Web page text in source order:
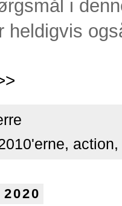
i
heldigvis
, action,